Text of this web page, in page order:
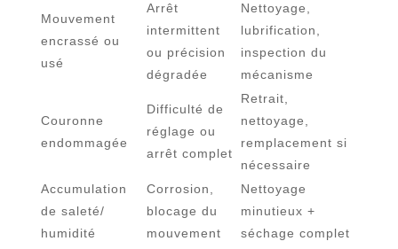
Mouvement
encrassé ou
usé
Arrêt
intermittent
ou précision
dégradée
Nettoyage,
lubrification,
inspection du
mécanisme
Couronne
endommagée
Difficulté de
réglage ou
arrêt complet
Retrait,
nettoyage,
remplacement si
nécessaire
Accumulation
de saleté/
humidité
Corrosion,
blocage du
mouvement
Nettoyage
minutieux +
séchage complet